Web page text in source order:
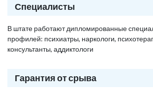
Специалисты
В штате работают дипломированные
профилей: психиатры, наркологи,
консультанты, аддиктологи
Гарантия от срыва